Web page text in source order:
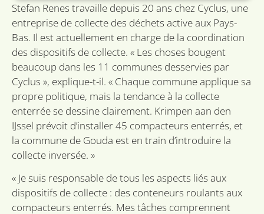
Stefan Renes travaille depuis 20 ans chez Cyclus, une
entreprise de collecte des déchets active aux Pays-
Bas. Il est actuellement en charge de la coordination
des dispositifs de collecte. « Les choses bougent
beaucoup dans les 11 communes desservies par
Cyclus », explique-t-il. « Chaque commune applique sa
propre politique, mais la tendance à la collecte
enterrée se dessine clairement. Krimpen aan den
IJssel prévoit d’installer 45 compacteurs enterrés, et
la commune de Gouda est en train d’introduire la
collecte inversée. »
« Je suis responsable de tous les aspects liés aux
dispositifs de collecte : des conteneurs roulants aux
compacteurs enterrés. Mes tâches comprennent
Strictement nécessaires
Performance
Les cookies strictement nécessaires habilitent des
fonctionnalités de base du site Web telles que la
connexion des utilisateurs et la gestion des
comptes. Le site Web ne peut pas être utilisé
correctement sans les cookies strictement
nécessaires.
Nom
Fournisseur /
Domaine
Expiration
li_gc
LinkedIn
6 mois